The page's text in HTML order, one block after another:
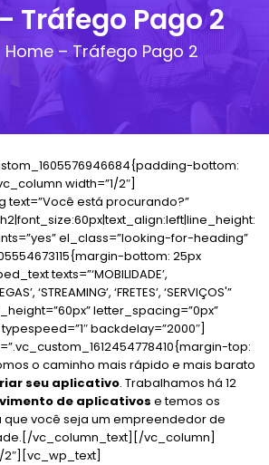
Tráfego Pago 2
Home – Tráfego Pago 2
bottom:
width=”1/2″]
text=”Você está procurando?”
el_class=”looking-for-heading”
bottom: 25px
texts=”‘MOBILIDADE’,
‘STREAMING’, ‘FRETES’, ‘SERVIÇOS'”
letter_spacing=”0px”
backdelay=”2000″]
top:
o caminho mais rápido e mais barato
seu aplicativo. Trabalhamos há 12
de aplicativos e temos os
você seja um empreendedor de
vc_column_text][/vc_column]
2″][vc_wp_text]